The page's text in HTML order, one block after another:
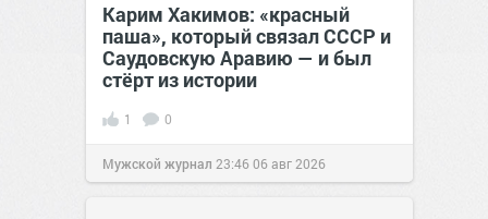
Карим Хакимов: «красный
паша», который связал СССР и
Саудовскую Аравию — и был
стёрт из истории
1 0
Мужской журнал 23:4606 авг 2026